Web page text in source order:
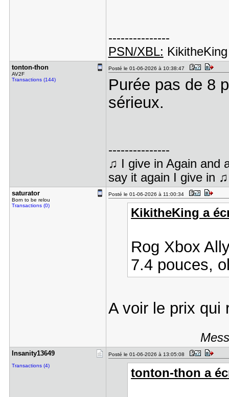
---------------
PSN/XBL: KikitheKing
tonton-tho​n
AV2F
Transactions (144)
Posté le 01-06-2026 à 10:38:47
Purée pas de 8
sérieux.
---------------
♫ I give in Again and
say it again I give in ♫
saturator
Born to be relou
Transactions (0)
Posté le 01-06-2026 à 11:00:34
KikitheKing a
Rog Xbox
7.4 pouces,
A voir le prix qui
Insanity13​649
Transactions (4)
Posté le 01-06-2026 à 13:05:08
tonton-thon a